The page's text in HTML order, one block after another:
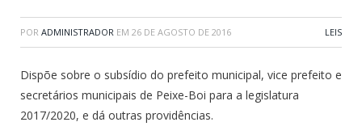
POR ADMINISTRADOR EM 26 DE AGOSTO DE 2016 LEIS
Dispõe sobre o subsídio do prefeito municipal, vice prefeito e
secretários municipais de Peixe-Boi para a legislatura
2017/2020, e dá outras providências.